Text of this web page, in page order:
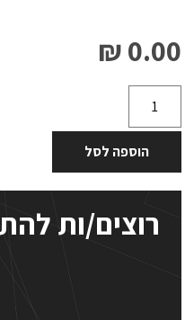
0.00 ₪
הוספה לסל
רוצים/ות